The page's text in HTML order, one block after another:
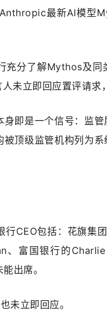
最新AI模型
分了解Mythos及同
未立即回应置评请求
即是一个信号：监
顶级监管机构列为
CEO包括：花旗集
、富国银行的
出席。
未立即回应。